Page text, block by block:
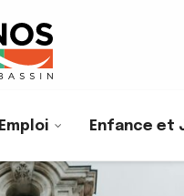
Enfance et